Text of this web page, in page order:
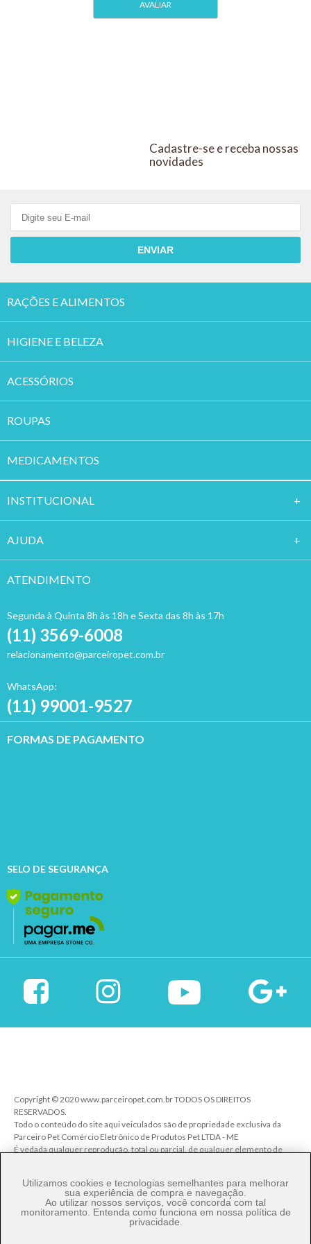
Cadastre-se e receba nossas
novidades
ENVIAR
RAÇÕES E ALIMENTOS
HIGIENE E BELEZA
ACESSÓRIOS
ROUPAS
MEDICAMENTOS
INSTITUCIONAL
AJUDA
ATENDIMENTO
Segunda à Quinta 8h às 18h e Sexta das 8h às 17h
(11) 3569-6008
relacionamento@parceiropet.com.br
WhatsApp:
(11) 99001-9527
FORMAS DE PAGAMENTO
SELO DE SEGURANÇA
Copyright © 2020 www.parceiropet.com.br TODOS OS DIREITOS
RESERVADOS.
Todo o conteúdo do site aqui veiculados são de propriedade exclusiva da
Parceiro Pet Comércio Eletrônico de Produtos Pet LTDA - ME
É vedada qualquer reprodução, total ou parcial, de qualquer elemento de
Lei.
Parceiro Pet Comércio de Produtos Pet LTDA - ME - CNPJ: 27.206.029/0001-
80
Utilizamos cookies e tecnologias semelhantes para melhorar
sua experiência de compra e navegação.
Ao utilizar nossos serviços, você concorda com tal
monitoramento. Entenda como funciona em nossa política de
privacidade